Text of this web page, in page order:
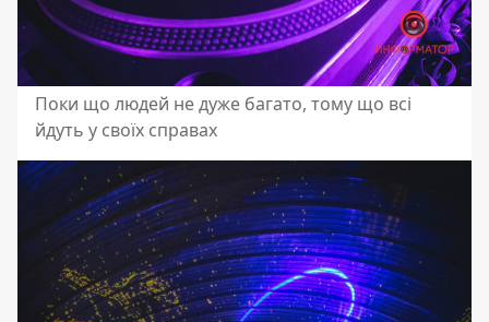
Поки що людей не дуже багато, тому що всі
йдуть у своїх справах